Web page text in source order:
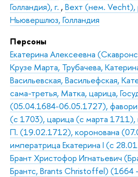
Голландия), г. , Вехт (нем. Vecht),
Ньювершлюз, Голландия
Персоны
Екатерина Алексеевна
Крузе Марта, Трубачева,
Васильевская, Васильефская,
сама-третья, Матка, царица,
(05.04.1684-06.05.1727),
(с 1703), царица (с марта 1711),
П. (19.02.1712), коронована
императрица Екатерина I (с
Брант Христофор Игнатьевич
Брантс, Brants Christoffel) (1664